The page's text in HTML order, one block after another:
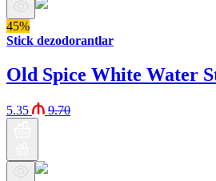
45%
Stick dezodorantlar
Old Spice White Water
5.35 9.70